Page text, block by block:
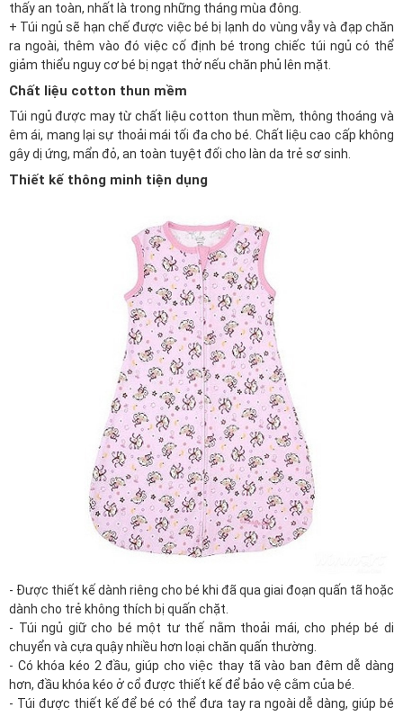
thấy an toàn, nhất là trong những tháng mùa đông.
+ Túi ngủ sẽ hạn chế được việc bé bị lạnh do vùng vẫy và đạp chăn
ra ngoài, thêm vào đó việc cố định bé trong chiếc túi ngủ có thể
giảm thiểu nguy cơ bé bị ngạt thở nếu chăn phủ lên mặt.
Chất liệu cotton thun mềm
Túi ngủ được may từ chất liệu cotton thun mềm, thông thoáng và
êm ái, mang lại sự thoải mái tối đa cho bé. Chất liệu cao cấp không
gây dị ứng, mẩn đỏ, an toàn tuyệt đối cho làn da trẻ sơ sinh.
Thiết kế thông minh tiện dụng
- Được thiết kế dành riêng cho bé khi đã qua giai đoạn quấn tã hoặc
dành cho trẻ không thích bị quấn chặt.
- Túi ngủ giữ cho bé một tư thế nằm thoải mái, cho phép bé di
chuyển và cựa quậy nhiều hơn loại chăn quấn thường.
- Có khóa kéo 2 đầu, giúp cho việc thay tã vào ban đêm dễ dàng
hơn, đầu khóa kéo ở cổ được thiết kế để bảo vệ cằm của bé.
- Túi được thiết kế để bé có thể đưa tay ra ngoài dễ dàng, giúp bé